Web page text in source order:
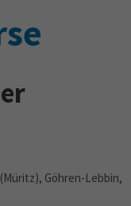
Göhren-Lebbin,